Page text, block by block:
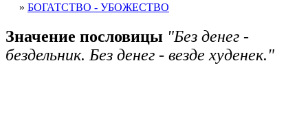
» БОГАТСТВО - УБОЖЕСТВО
Значение пословицы "Без денег -
бездельник. Без денег - везде худенек."